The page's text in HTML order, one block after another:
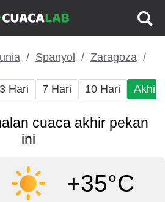
Spanyol Zaragoza
3 Hari 7 Hari 10 Hari Akhir
cuaca akhir pekan
ini
+35°C